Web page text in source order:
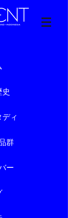
史
ィ
群
ー